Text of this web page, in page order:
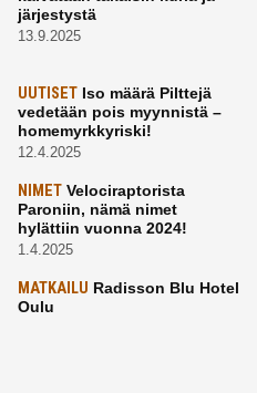
järjestystä
13.9.2025
UUTISETIso määrä Pilttejä
vedetään pois myynnistä –
homemyrkkyriski!
12.4.2025
NIMETVelociraptorista
Paroniin, nämä nimet
hylättiin vuonna 2024!
1.4.2025
MATKAILU Radisson Blu Hotel
Oulu